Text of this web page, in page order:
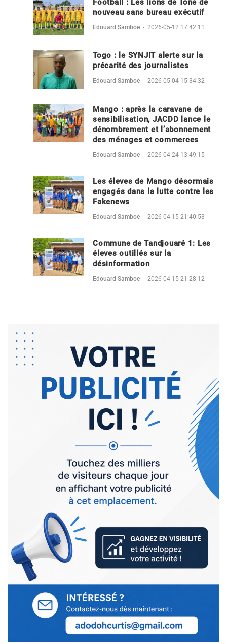
Football : Les lions de Tône de
nouveau sans bureau exécutif
Edouard Samboe - 2026-05-12 17:42:11
Togo : le SYNJIT alerte sur la
précarité des journalistes
Edouard Samboe - 2026-05-04 15:34:32
Mango : après la caravane de
sensibilisation, JACDD lance le
dénombrement et l’abonnement
des ménages et commerces
Edouard Samboe - 2026-04-24 13:49:15
Les éleves de Mango désormais
engagés dans la lutte contre les
Fakenews
Edouard Samboe - 2026-04-15 21:40:53
Commune de Tandjouaré 1: Les
éleves outillés sur la
désinformation
Edouard Samboe - 2026-04-15 21:28:12